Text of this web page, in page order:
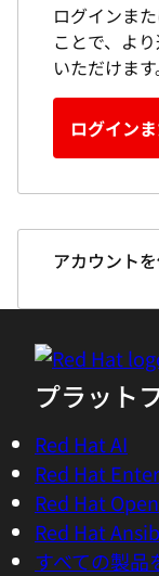
ログインま
ことで、よ
いただけます
ログイン
アカウント
プラット
Red Hat AI
Red Hat
Red Hat
Red Hat
すべての製品